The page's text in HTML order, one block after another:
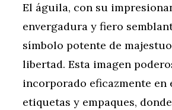
El águila, con su
envergadura y fiero
símbolo potente de
libertad. Esta imagen
incorporado eficazmente en
etiquetas y empaques,